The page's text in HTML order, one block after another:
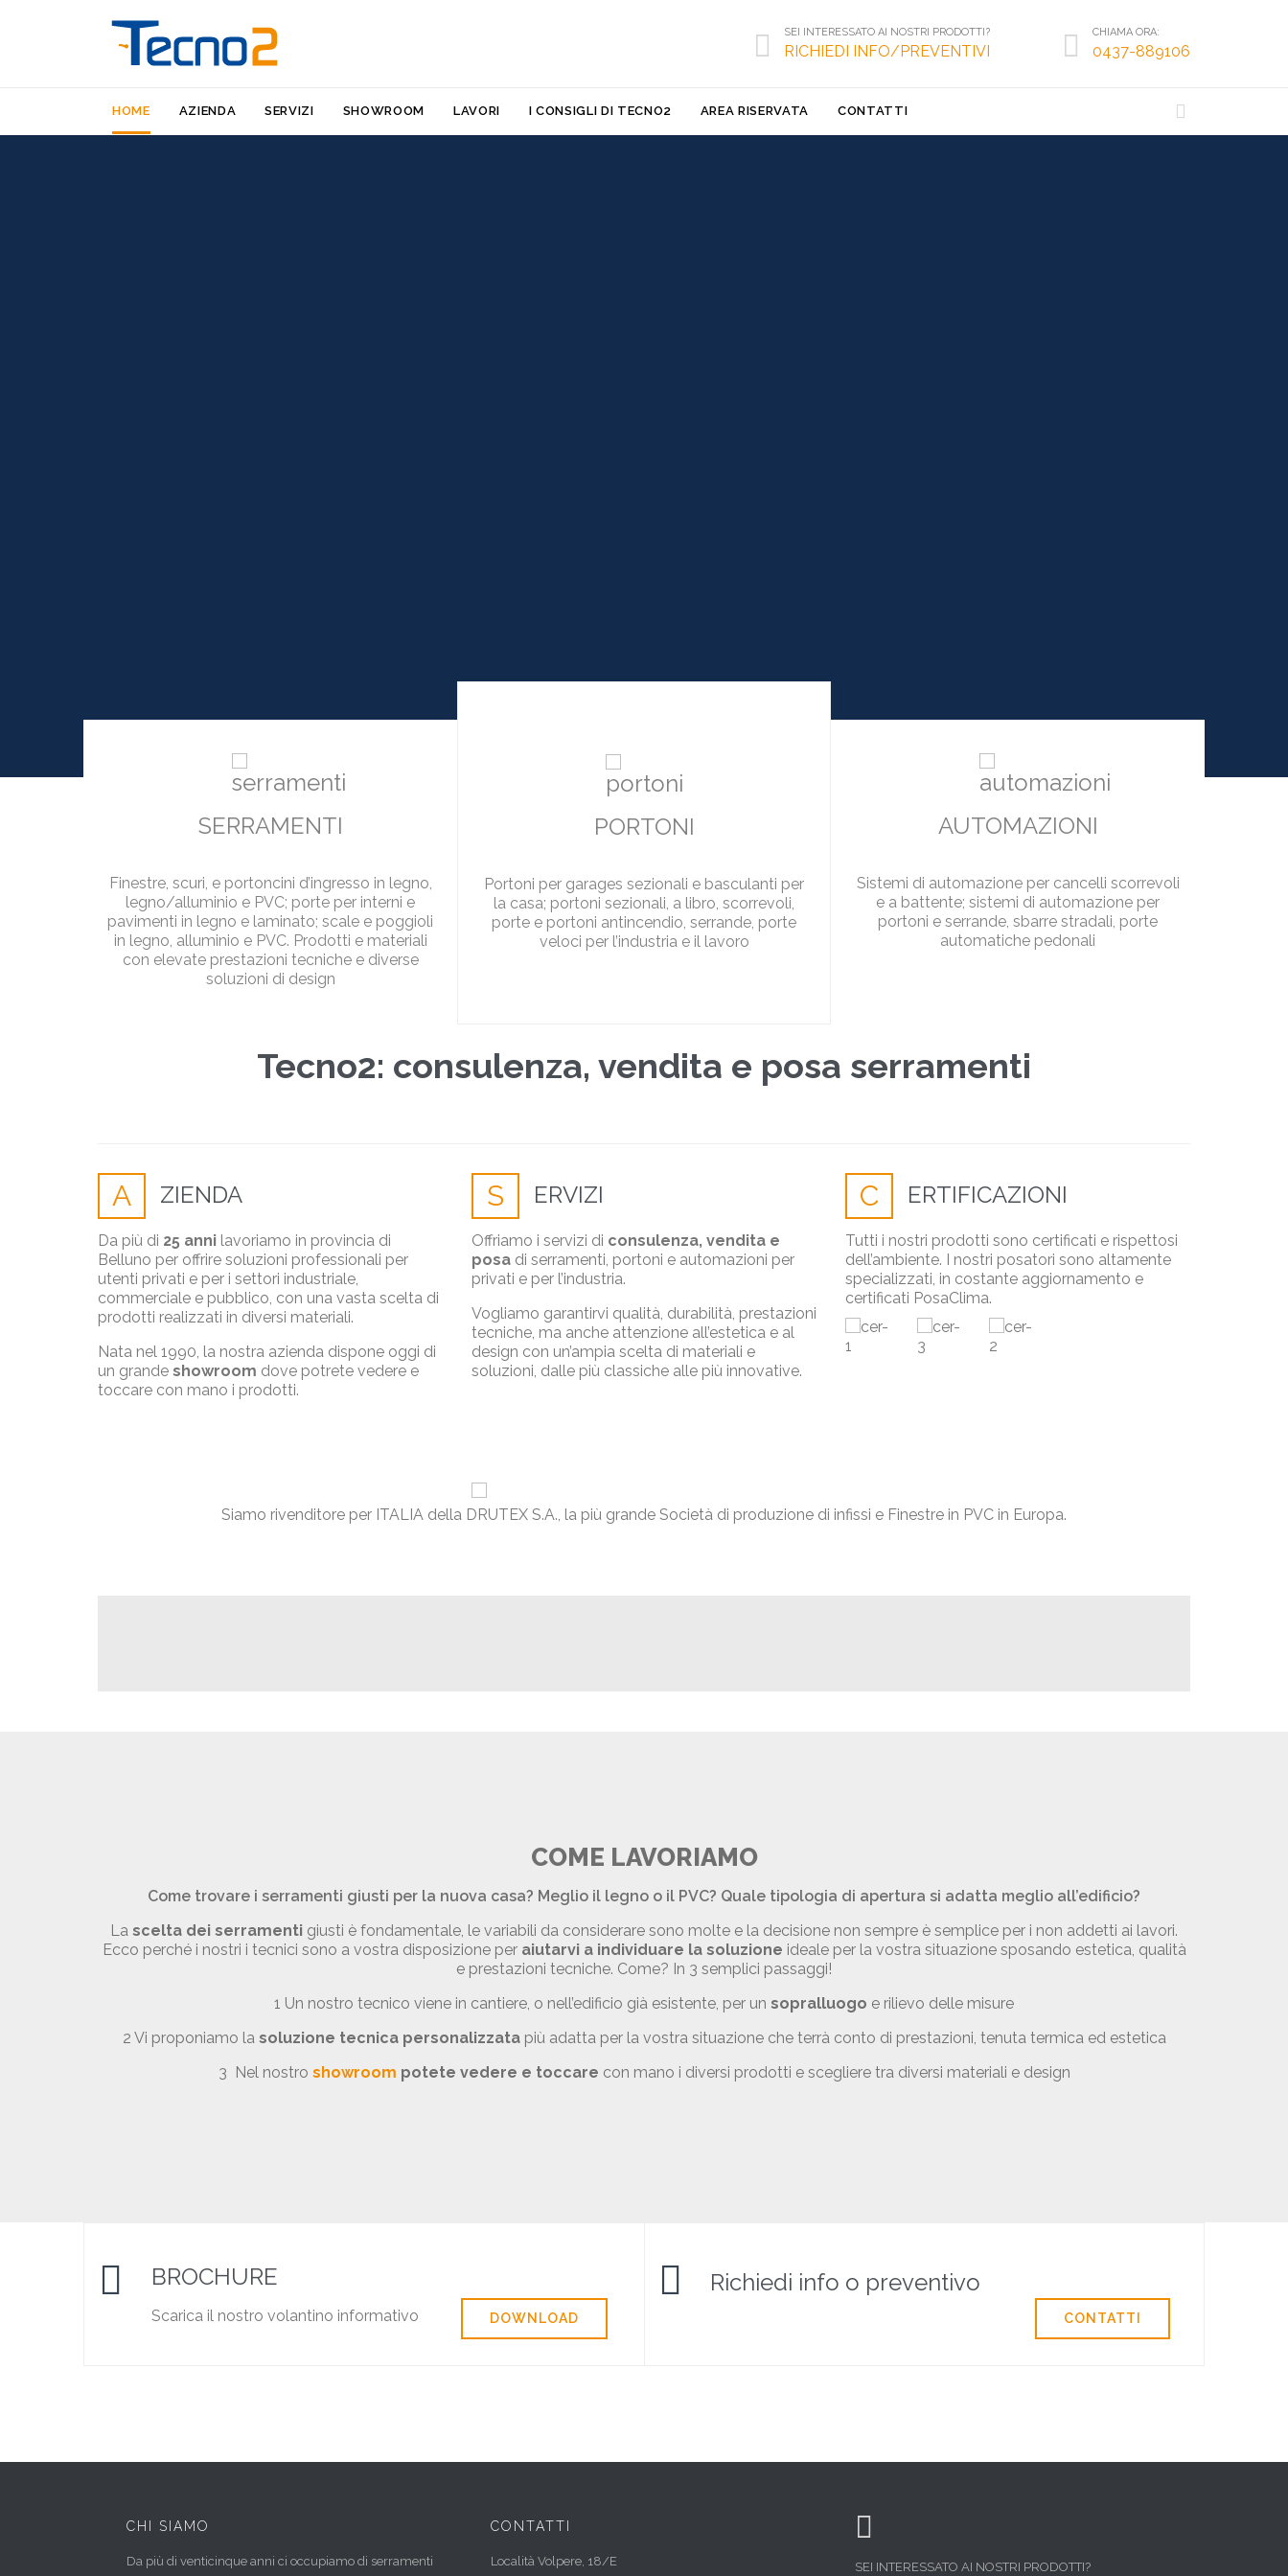
 SEI INTERESSATO AI NOSTRI PRODOTTI?
RICHIEDI INFO/PREVENTIVI  CHIAMA ORA:
0437-889106
to
content
HOME AZIENDA SERVIZI SHOWROOM LAVORI I CONSIGLI DI TECNO2 AREA RISERVATA CONTATTI 
SERRAMENTI
Finestre, scuri, e portoncini d’ingresso in legno,
legno/alluminio e PVC; porte per interni e
pavimenti in legno e laminato; scale e poggioli
in legno, alluminio e PVC. Prodotti e materiali
con elevate prestazioni tecniche e diverse
soluzioni di design
PORTONI
Portoni per garages sezionali e basculanti per
la casa; portoni sezionali, a libro, scorrevoli,
porte e portoni antincendio, serrande, porte
veloci per l’industria e il lavoro
AUTOMAZIONI
Sistemi di automazione per cancelli scorrevoli
e a battente; sistemi di automazione per
portoni e serrande, sbarre stradali, porte
automatiche pedonali
Tecno2: consulenza, vendita e posa serramenti
A ZIENDA
Da più di 25 anni lavoriamo in provincia di
Belluno per offrire soluzioni professionali per
utenti privati e per i settori industriale,
commerciale e pubblico, con una vasta scelta di
prodotti realizzati in diversi materiali.
Nata nel 1990, la nostra azienda dispone oggi di
un grande showroom dove potrete vedere e
toccare con mano i prodotti.
S ERVIZI
Offriamo i servizi di consulenza, vendita e
posa di serramenti, portoni e automazioni per
privati e per l’industria.
Vogliamo garantirvi qualità, durabilità, prestazioni
tecniche, ma anche attenzione all’estetica e al
design con un’ampia scelta di materiali e
soluzioni, dalle più classiche alle più innovative.
C ERTIFICAZIONI
Tutti i nostri prodotti sono certificati e rispettosi
dell’ambiente. I nostri posatori sono altamente
specializzati, in costante aggiornamento e
certificati PosaClima.
Siamo rivenditore per ITALIA della DRUTEX S.A., la più grande Società di produzione di infissi e Finestre in PVC in Europa.
COME LAVORIAMO
Come trovare i serramenti giusti per la nuova casa? Meglio il legno o il PVC? Quale tipologia di apertura si adatta meglio all’edificio?
La scelta dei serramenti giusti è fondamentale, le variabili da considerare sono molte e la decisione non sempre è semplice per i non addetti ai lavori.
Ecco perché i nostri i tecnici sono a vostra disposizione per aiutarvi a individuare la soluzione ideale per la vostra situazione sposando estetica, qualità
e prestazioni tecniche. Come? In 3 semplici passaggi!
1 Un nostro tecnico viene in cantiere, o nell’edificio già esistente, per un sopralluogo e rilievo delle misure
2 Vi proponiamo la soluzione tecnica personalizzatapiù adatta per la vostra situazione che terrà conto di prestazioni, tenuta termica ed estetica
3 Nel nostro showroom potete vedere e toccare con mano i diversi prodotti e scegliere tra diversi materiali e design
 BROCHURE
Scarica il nostro volantino informativo DOWNLOAD
 Richiedi info o preventivo
CONTATTI
CHI SIAMO
Da più di venticinque anni ci occupiamo di serramenti
CONTATTI
Località Volpere, 18/E

SEI INTERESSATO AI NOSTRI PRODOTTI?